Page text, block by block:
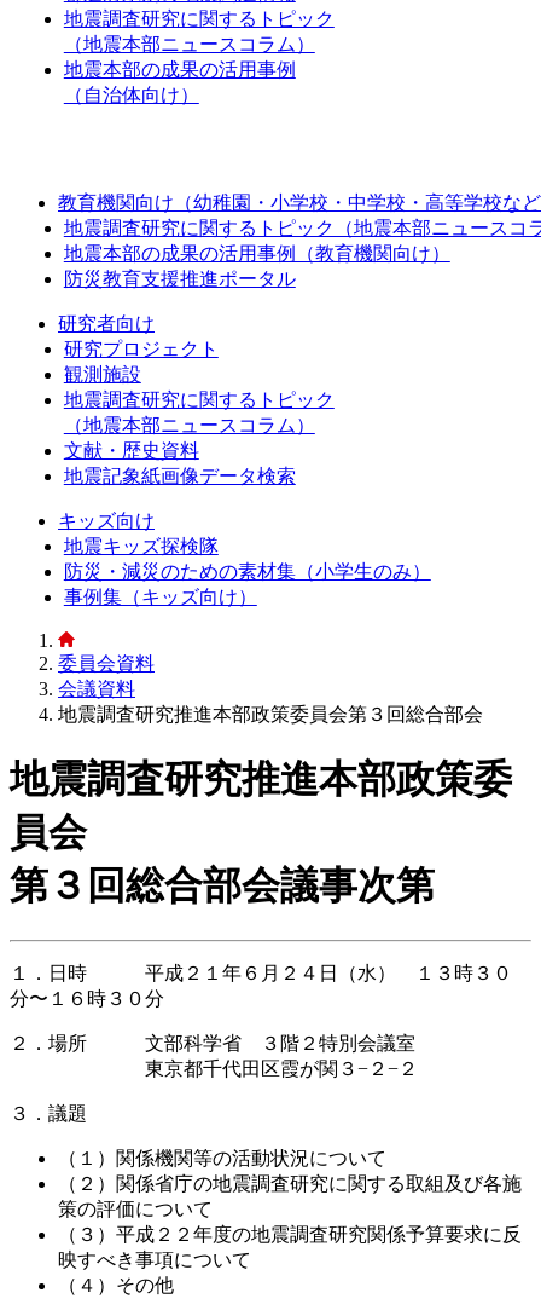
地震調査研究に関するトピック
（地震本部ニュースコラム）
地震本部の成果の活用事例
（自治体向け）
教育機関向け（幼稚園・小学校・中学校・高等学校な
地震調査研究に関するトピック（地震本部ニュースコ
地震本部の成果の活用事例（教育機関向け）
防災教育支援推進ポータル
研究者向け
研究プロジェクト
観測施設
地震調査研究に関するトピック
（地震本部ニュースコラム）
文献・歴史資料
地震記象紙画像データ検索
キッズ向け
地震キッズ探検隊
防災・減災のための素材集（小学生のみ）
事例集（キッズ向け）
委員会資料
会議資料
地震調査研究推進本部政策委員会第３回総合部会
地震調査研究推進本部政策委
員会
第３回総合部会議事次第
１．日時 平成２１年６月２４日（水） １３時３０
分〜１６時３０分
２．場所 文部科学省 ３階２特別会議室
東京都千代田区霞が関３−２−２
３．議題
（１）関係機関等の活動状況について
（２）関係省庁の地震調査研究に関する取組及び各施
策の評価について
（３）平成２２年度の地震調査研究関係予算要求に反
映すべき事項について
（４）その他